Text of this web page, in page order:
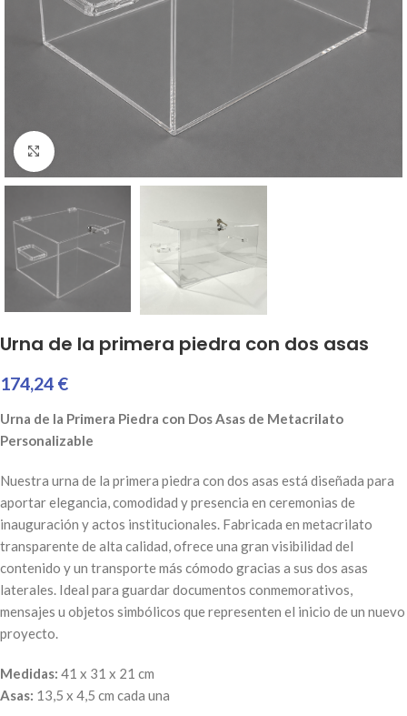
Haga clic para ampliar
Urna de la primera piedra con dos asas
174,24 €
Urna de la Primera Piedra con Dos Asas de Metacrilato
Personalizable
Nuestra urna de la primera piedra con dos asas está diseñada para
aportar elegancia, comodidad y presencia en ceremonias de
inauguración y actos institucionales. Fabricada en metacrilato
transparente de alta calidad, ofrece una gran visibilidad del
contenido y un transporte más cómodo gracias a sus dos asas
laterales. Ideal para guardar documentos conmemorativos,
mensajes u objetos simbólicos que representen el inicio de un nuevo
proyecto.
Medidas: 41 x 31 x 21 cm
Asas: 13,5 x 4,5 cm cada una